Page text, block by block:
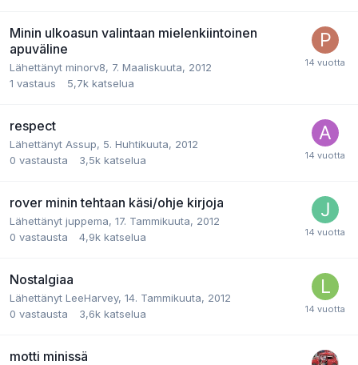
Minin ulkoasun valintaan mielenkiintoinen
apuväline
Lähettänyt minorv8, 7. Maaliskuuta, 2012
1 vastaus 5,7k katselua
respect
Lähettänyt Assup, 5. Huhtikuuta, 2012
0 vastausta 3,5k katselua
rover minin tehtaan käsi/ohje kirjoja
Lähettänyt juppema, 17. Tammikuuta, 2012
0 vastausta 4,9k katselua
Nostalgiaa
Lähettänyt LeeHarvey, 14. Tammikuuta, 2012
0 vastausta 3,6k katselua
motti minissä